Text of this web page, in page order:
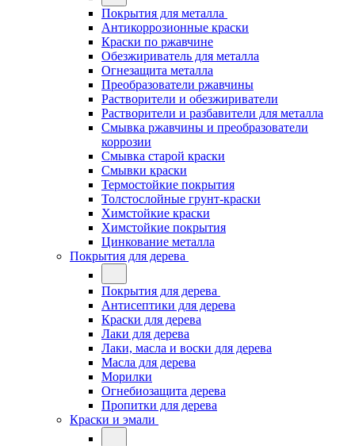
Покрытия для металла
Антикоррозионные краски
Краски по ржавчине
Обезжириватель для металла
Огнезащита металла
Преобразователи ржавчины
Растворители и обезжириватели
Растворители и разбавители для металла
Смывка ржавчины и преобразователи
коррозии
Смывка старой краски
Смывки краски
Термостойкие покрытия
Толстослойные грунт-краски
Химстойкие краски
Химстойкие покрытия
Цинкование металла
Покрытия для дерева
Покрытия для дерева
Антисептики для дерева
Краски для дерева
Лаки для дерева
Лаки, масла и воски для дерева
Масла для дерева
Морилки
Огнебиозащита дерева
Пропитки для дерева
Краски и эмали